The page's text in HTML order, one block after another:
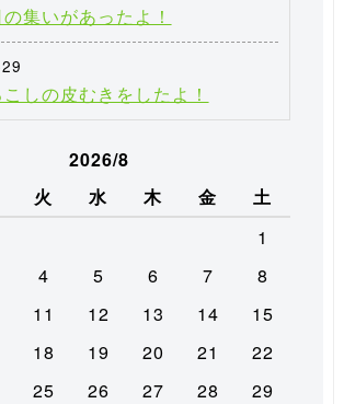
集いがあったよ！
しの皮むきをしたよ！
2026/8
火 水 木 金
土
1
4 5 6 7
8
11 12 13 14
15
18 19 20 21
22
25 26 27 28
29